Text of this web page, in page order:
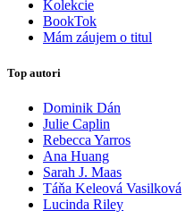
Kolekcie
BookTok
Mám záujem o titul
Top autori
Dominik Dán
Julie Caplin
Rebecca Yarros
Ana Huang
Sarah J. Maas
Táňa Keleová Vasilková
Lucinda Riley